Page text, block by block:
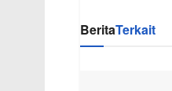
BeritaTerkait